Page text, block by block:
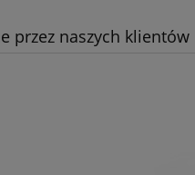
przez naszych klientów